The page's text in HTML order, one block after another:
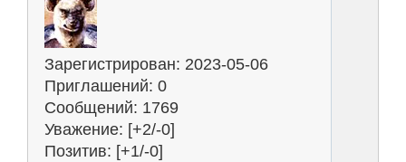
Зарегистрирован: 2023-05-06
Приглашений: 0
Сообщений: 1769
Уважение: [+2/-0]
Позитив: [+1/-0]